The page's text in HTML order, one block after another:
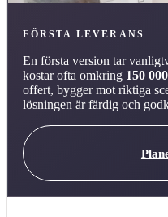
FÖRSTA LEVERANS
En första version tar
kostar ofta omkring 150
offert, bygger mot riktiga
lösningen är färdig och